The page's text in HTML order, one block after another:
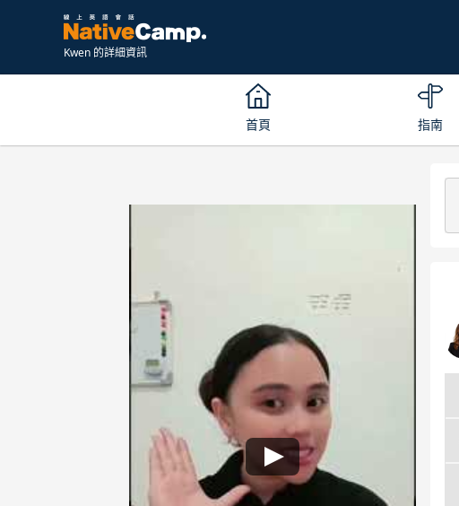
Kwen 的詳細資訊
首頁 指南